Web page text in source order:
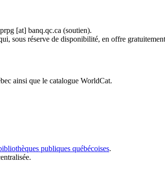
prpg [at] banq.qc.ca (soutien).
sous réserve de disponibilité, en offre
ainsi que le catalogue WorldCat.
publiques québécoises.